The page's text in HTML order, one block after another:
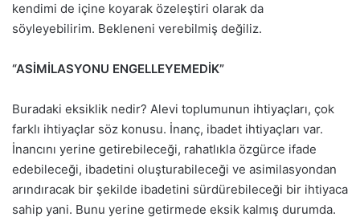
kendimi de içine koyarak özeleştiri olarak da
söyleyebilirim. Bekleneni verebilmiş değiliz.
“ASİMİLASYONU ENGELLEYEMEDİK”
Buradaki eksiklik nedir? Alevi toplumunun ihtiyaçları, çok
farklı ihtiyaçlar söz konusu. İnanç, ibadet ihtiyaçları var.
İnancını yerine getirebileceği, rahatlıkla özgürce ifade
edebileceği, ibadetini oluşturabileceği ve asimilasyondan
arındıracak bir şekilde ibadetini sürdürebileceği bir ihtiyaca
sahip yani. Bunu yerine getirmede eksik kalmış durumda.